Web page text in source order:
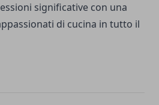
significative con una
di cucina in tutto il